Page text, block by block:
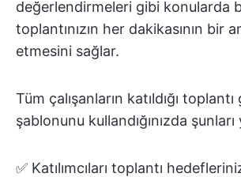
değerlendirmeleri gibi konularda
toplantınızın her dakikasının bir
etmesini sağlar.
Tüm çalışanların katıldığı
şablonunu kullandığınızda
✅ Katılımcıları toplantı